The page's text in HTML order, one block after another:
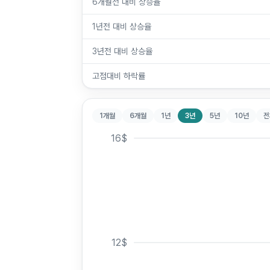
1년전 대비 상승율
3년전 대비 상승율
고점대비 하락률
1개월 6개월 1년 3년 5년 10년
16$
12$